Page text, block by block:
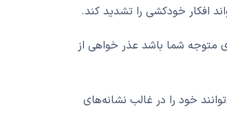
افکار خودکشی را تشدید کند.
متوجه شما باشد عذر خواهی از
خود را در غالب نشانه‌های